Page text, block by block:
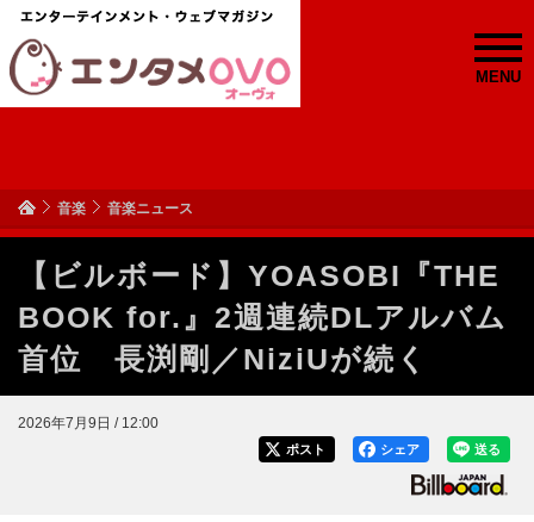
MENU
音楽 音楽ニュース
【ビルボード】YOASOBI『THE
BOOK for.』2週連続DLアルバム
首位 長渕剛／NiziUが続く
2026年7月9日 / 12:00
送る
シェア
ポスト